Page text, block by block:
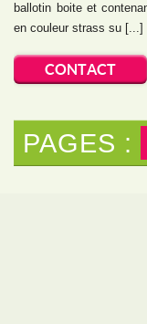
ballotin boite et
en couleur strass su [...]
CONTACT
PAGES :